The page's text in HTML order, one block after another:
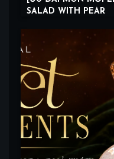
SALAD WITH PEAR